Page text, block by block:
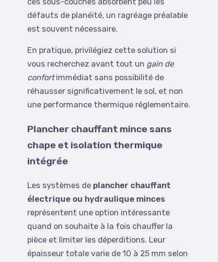
défauts de planéité, un ragréage préalable
est souvent nécessaire.
En pratique, privilégiez cette solution si
vous recherchez avant tout un gain de
confortimmédiat sans possibilité de
réhausser significativement le sol, et non
une performance thermique réglementaire.
Plancher chauffant mince sans
chape et isolation thermique
intégrée
Les systèmes de plancher chauffant
électrique ou hydraulique minces
représentent une option intéressante
quand on souhaite à la fois chauffer la
pièce et limiter les déperditions. Leur
épaisseur totale varie de 10 à 25 mm selon